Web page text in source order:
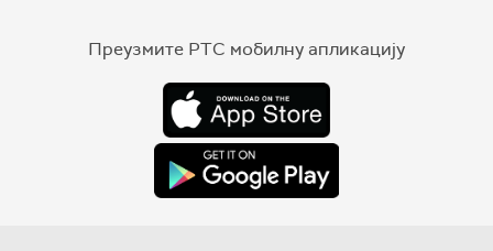
Преузмите РТС мобилну апликацију